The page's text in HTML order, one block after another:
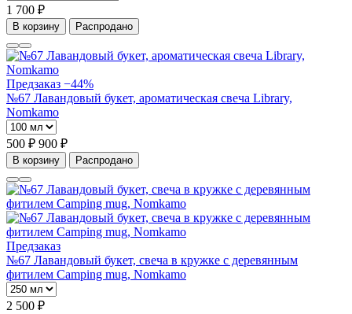
1 700 ₽
В корзину Распродано
Предзаказ −44%
№67 Лавандовый букет, ароматическая свеча Library,
Nomkamo
500 ₽ 900 ₽
В корзину Распродано
Предзаказ
№67 Лавандовый букет, свеча в кружке с деревянным
фитилем Camping mug, Nomkamo
2 500 ₽